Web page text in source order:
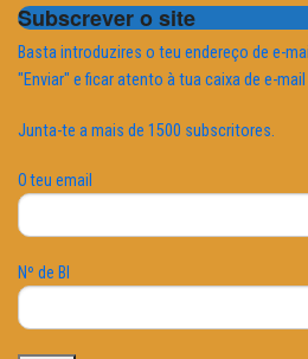
Subscrever o site
Basta introduzires o teu endereço de e-
"Enviar" e ficar atento à tua caixa de e-
Junta-te a mais de 1500 subscritores.
O teu email
Nº de BI